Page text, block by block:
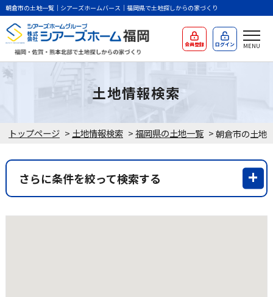
朝倉市の土地一覧｜シアーズホームバース｜福岡県で土地探しからの家づくり
会員登録 ログイン
トップページ > 土地情報検索 >福岡県の土地一覧 >朝倉市の土地
土地情報検索
さらに条件を絞って検索する